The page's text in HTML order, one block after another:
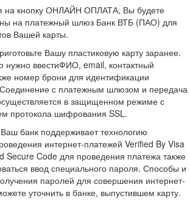
на кнопку ОНЛАЙН ОПЛАТА, Вы будете
на платежный шлюз Банк ВТБ (ПАО) для
Вашей карты.
Вашу пластиковую карту заранее.
нужно ввестиФИО, email, контактный
номер брони для идентификации
с платежным шлюзом и передача
в защищенном режиме с
протокола шифрования SSL.
банк поддерживает технологию
интернет-платежей Verified By Visa
Secure Code для проведения платежа также
ввод специального пароля. Способы и
паролей для совершения интернет-
уточнить в банке, выпустившем карту.